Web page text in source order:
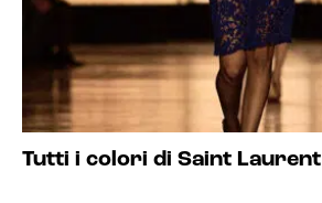
Tutti i colori di Saint Laurent